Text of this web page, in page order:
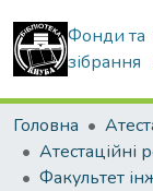
Фонди та
зібрання
Головна